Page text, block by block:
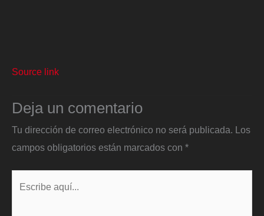
Source link
Deja un comentario
Tu dirección de correo electrónico no será publicada. Los
campos obligatorios están marcados con *